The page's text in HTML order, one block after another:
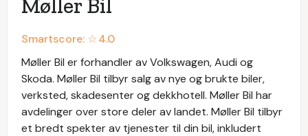
Møller Bil
Smartscore: ☆4.0
Møller Bil er forhandler av Volkswagen, Audi og
Skoda. Møller Bil tilbyr salg av nye og brukte biler,
verksted, skadesenter og dekkhotell. Møller Bil har
avdelinger over store deler av landet. Møller Bil tilbyr
et bredt spekter av tjenester til din bil, inkludert